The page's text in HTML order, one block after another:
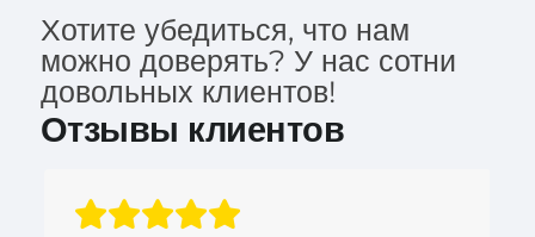
Хотите убедиться, что нам
можно доверять? У нас сотни
довольных клиентов!
Отзывы клиентов